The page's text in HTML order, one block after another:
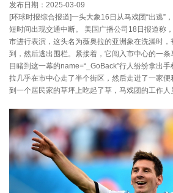
发布日期：2025-03-09
[环球时报综合报道]一头大象16日从马戏团“出逃”
短时间出现交通中断。 美国广播公司18日报道称
市进行表演，这头名为薇奥拉的亚洲象在洗澡时
到，然后逃出围栏。紧接着，它闯入市中心的一条
目睹到这一幕的name=“_GoBack”行人纷纷拿出
拉几乎在市中心走了半个街区，然后走进了一家
到一个居民家的草坪上吃起了草，马戏团的工作